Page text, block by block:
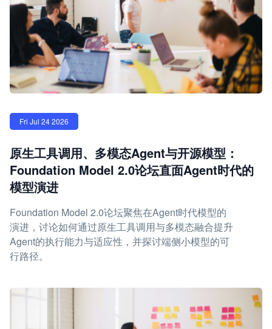
Fri Jul 24 2026
原生工具调用、多模态Agent与开源模型：
Foundation Model 2.0论坛直面Agent时代的
模型演进
Foundation Model 2.0论坛聚焦在Agent时代模型的
演进，讨论如何通过原生工具调用与多模态融合提升
Agent的执行能力与适应性，并探讨端侧小模型的可
行路径。